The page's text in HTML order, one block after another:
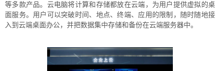
等多款产品。云电脑将计算和存储都放在云端，为用户提供虚拟的桌
面服务。用户可以突破时间、地点、终端、应用的限制，随时随地接
入到云端桌面办公，并把数据集中存储和备份在云端服务器中。